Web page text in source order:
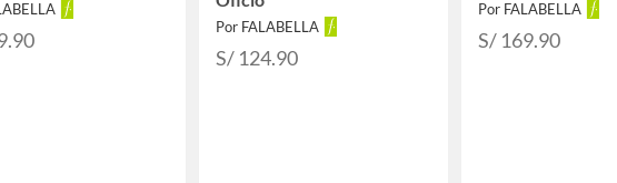
Por FALABELLA
S/ 124.90
Por FALABELLA
S/ 169.90